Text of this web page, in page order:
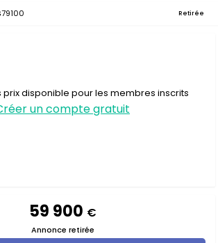
79100 Retirée
prix disponible pour les membres inscrits
un compte gratuit
59 900 €
Annonce retirée